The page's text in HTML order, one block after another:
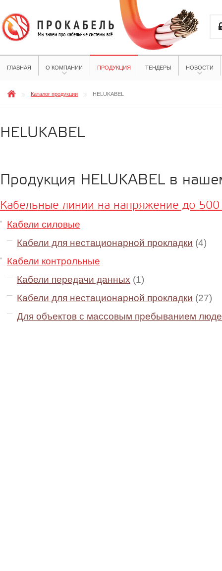
ГЛАВНАЯ О КОМПАНИИ ПРОДУКЦИЯ ТЕНДЕРЫ НОВОСТИ
Каталог продукции HELUKABEL
HELUKABEL
Продукция HELUKABEL в
Кабельные линии на напряжение до
Кабели силовые
Кабели для нестационарной прокладки (4)
Кабели контрольные
Кабели передачи данных (1)
Кабели для нестационарной прокладки (27)
Для объектов с массовым пребыванием